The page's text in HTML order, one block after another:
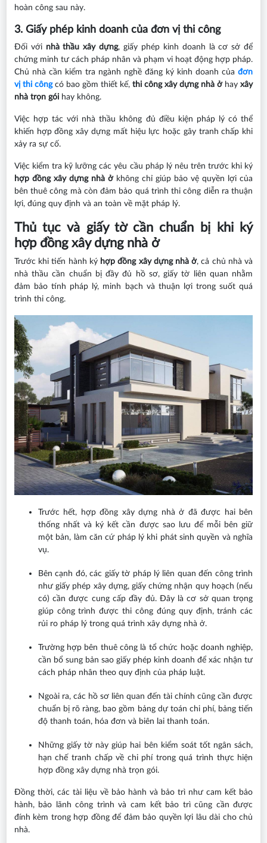
hoàn công sau này.
3. Giấy phép kinh doanh của đơn vị thi công
Đối với nhà thầu xây dựng, giấy phép kinh doanh là cơ sở để
chứng minh tư cách pháp nhân và phạm vi hoạt động hợp pháp.
Chủ nhà cần kiểm tra ngành nghề đăng ký kinh doanh củađơn
vị thi côngcó bao gồm thiết kế,thi công xây dựng nhà ở hayxây
nhà trọn gói hay không.
Việc hợp tác với nhà thầu không đủ điều kiện pháp lý có thể
khiến hợp đồng xây dựng mất hiệu lực hoặc gây tranh chấp khi
xảy ra sự cố.
Việc kiểm tra kỹ lưỡng các yêu cầu pháp lý nêu trên trước khi ký
hợp đồng xây dựng nhà ởkhông chỉ giúp bảo vệ quyền lợi của
bên thuê công mà còn đảm bảo quá trình thi công diễn ra thuận
lợi, đúng quy định và an toàn về mặt pháp lý.
Thủ tục và giấy tờ cần chuẩn bị khi ký
hợp đồng xây dựng nhà ở
Trước khi tiến hành ký hợp đồng xây dựng nhà ở, cả chủ nhà và
nhà thầu cần chuẩn bị đầy đủ hồ sơ, giấy tờ liên quan nhằm
đảm bảo tính pháp lý, minh bạch và thuận lợi trong suốt quá
trình thi công.
Trước hết, hợp đồng xây dựng nhà ở đã được hai bên
thống nhất và ký kết cần được sao lưu để mỗi bên giữ
một bản, làm căn cứ pháp lý khi phát sinh quyền và nghĩa
vụ.
Bên cạnh đó, các giấy tờ pháp lý liên quan đến công trình
như giấy phép xây dựng, giấy chứng nhận quy hoạch (nếu
có) cần được cung cấp đầy đủ. Đây là cơ sở quan trọng
giúp công trình được thi công đúng quy định, tránh các
rủi ro pháp lý trong quá trình xây dựng nhà ở.
Trường hợp bên thuê công là tổ chức hoặc doanh nghiệp,
cần bổ sung bản sao giấy phép kinh doanh để xác nhận tư
cách pháp nhân theo quy định của pháp luật.
Ngoài ra, các hồ sơ liên quan đến tài chính cũng cần được
chuẩn bị rõ ràng, bao gồm bảng dự toán chi phí, bảng tiến
độ thanh toán, hóa đơn và biên lai thanh toán.
Những giấy tờ này giúp hai bên kiểm soát tốt ngân sách,
hạn chế tranh chấp về chi phí trong quá trình thực hiện
hợp đồng xây dựng nhà trọn gói.
Đồng thời, các tài liệu về bảo hành và bảo trì như cam kết bảo
hành, bảo lãnh công trình và cam kết bảo trì cũng cần được
đính kèm trong hợp đồng để đảm bảo quyền lợi lâu dài cho chủ
nhà.